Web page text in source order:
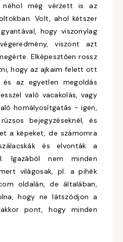
néhol még vérzett is az
Volt, ahol kétszer
hogy viszonylag
viszont azt
Elképesztően rossz
hogy az ajkaim felett ott
az egyetlen megoldás
való vacakolás, vagy
homályosítgatás - igen,
bejegyzéseknél, és
a képeket, de számomra
és elvonták a
Igazából nem minden
világosak, pl. a pihék
oldalán, de általában,
hogy ne látszódjon a
pont, hogy minden